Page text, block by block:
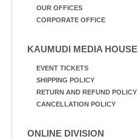
OUR OFFICES
CORPORATE OFFICE
KAUMUDI MEDIA HOUSE
EVENT TICKETS
SHIPPING POLICY
RETURN AND REFUND POLICY
CANCELLATION POLICY
ONLINE DIVISION